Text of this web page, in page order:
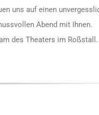
uns auf einen
Abend mit Ihnen.
des Theaters im Roßstall.